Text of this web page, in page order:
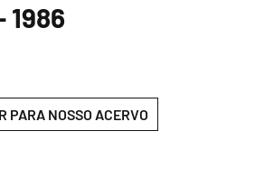
1986
PARA NOSSO ACERVO